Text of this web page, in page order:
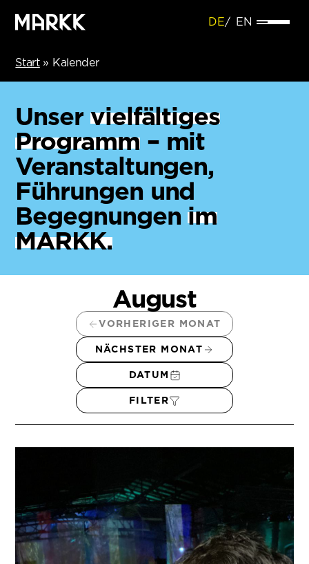
DE EN
Start» Kalender
Unser vielfältiges
Programm– mit
Veranstaltungen,
Führungen und
Begegnungenim
MARKK.
August
VORHERIGER MONAT
NÄCHSTER MONAT
DATUM
FILTER